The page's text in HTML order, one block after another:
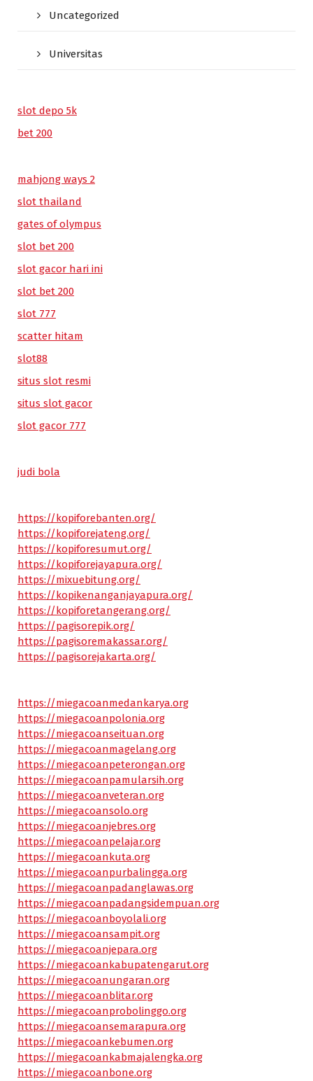
Uncategorized
Universitas
slot depo 5k
bet 200
mahjong ways 2
slot thailand
gates of olympus
slot bet 200
slot gacor hari ini
slot bet 200
slot 777
scatter hitam
slot88
situs slot resmi
situs slot gacor
slot gacor 777
judi bola
https://kopiforebanten.org/
https://kopiforejateng.org/
https://kopiforesumut.org/
https://kopiforejayapura.org/
https://mixuebitung.org/
https://kopikenanganjayapura.org/
https://kopiforetangerang.org/
https://pagisorepik.org/
https://pagisoremakassar.org/
https://pagisorejakarta.org/
https://miegacoanmedankarya.org
https://miegacoanpolonia.org
https://miegacoanseituan.org
https://miegacoanmagelang.org
https://miegacoanpeterongan.org
https://miegacoanpamularsih.org
https://miegacoanveteran.org
https://miegacoansolo.org
https://miegacoanjebres.org
https://miegacoanpelajar.org
https://miegacoankuta.org
https://miegacoanpurbalingga.org
https://miegacoanpadanglawas.org
https://miegacoanpadangsidempuan.org
https://miegacoanboyolali.org
https://miegacoansampit.org
https://miegacoanjepara.org
https://miegacoankabupatengarut.org
https://miegacoanungaran.org
https://miegacoanblitar.org
https://miegacoanprobolinggo.org
https://miegacoansemarapura.org
https://miegacoankebumen.org
https://miegacoankabmajalengka.org
https://miegacoanbone.org